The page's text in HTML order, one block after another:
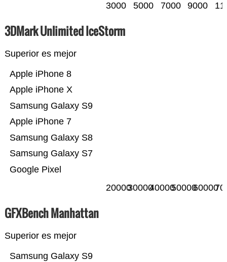
3000 5000 7000 9000
3DMark Unlimited IceStorm
Superior es mejor
Google Pixel
Samsung Galaxy S7
Samsung Galaxy S8
Apple iPhone 7
Samsung Galaxy S9
Apple iPhone X
Apple iPhone 8
2000030000400005000060000
GFXBench Manhattan
Superior es mejor
Samsung Galaxy S9